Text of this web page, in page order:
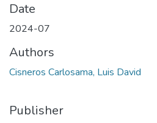
Date
2024-07
Authors
Cisneros Carlosama, Luis David
Publisher